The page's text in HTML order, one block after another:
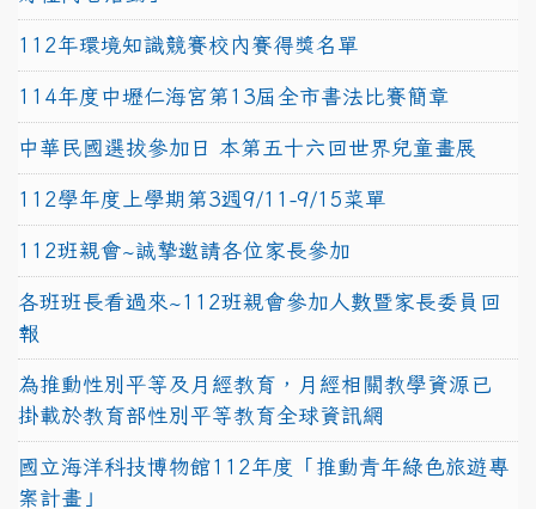
112年環境知識競賽校內賽得獎名單
114年度中壢仁海宮第13屆全市書法比賽簡章
中華民國選拔參加日 本第五十六回世界兒童畫展
112學年度上學期第3週9/11-9/15菜單
112班親會~誠摯邀請各位家長參加
各班班長看過來~112班親會參加人數暨家長委員回
報
為推動性別平等及月經教育，月經相關教學資源已
掛載於教育部性別平等教育全球資訊網
國立海洋科技博物館112年度「推動青年綠色旅遊專
案計畫」